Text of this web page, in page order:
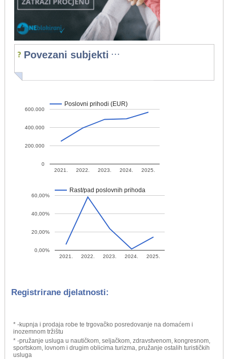
Povezani subjekti ...
Poslovni prihodi (EUR)
2021. 2022. 2023. 2024. 2025.
0
200.000
400.000
600.000
Rast/pad poslovnih prihoda
2021. 2022. 2023. 2024. 2025.
0,00%
20,00%
40,00%
60,00%
Registrirane djelatnosti:
* -kupnja i prodaja robe te trgovačko posredovanje na domaćem i
inozemnom tržištu
* -pružanje usluga u nautičkom, seljačkom, zdravstvenom, kongresnom,
sportskom, lovnom i drugim oblicima turizma, pružanje ostalih turističkih
usluga